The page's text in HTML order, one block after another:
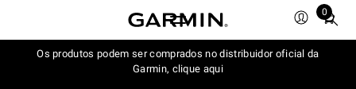
0
Total
items
in
Os produtos podem ser comprados no distribuidor oficial da
Garmin, clique aqui